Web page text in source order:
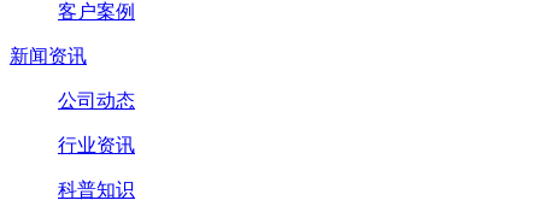
客户案例
新闻资讯
公司动态
行业资讯
科普知识